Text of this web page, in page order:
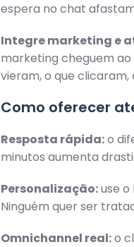
espera no chat
Integre marketing e
marketing cheguem
vieram, o que clicaram,
Como oferecer
Resposta rápida:o
minutos aumenta
Personalização:use
Ninguém quer ser
Omnichannel real:o